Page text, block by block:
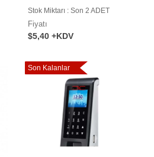
Stok Miktarı : Son 2 ADET
Fiyatı
$5,40 +KDV
Son Kalanlar